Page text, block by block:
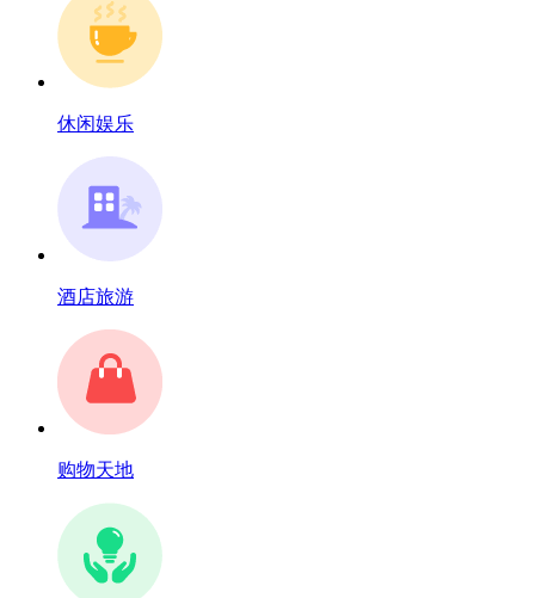
休闲娱乐
酒店旅游
购物天地